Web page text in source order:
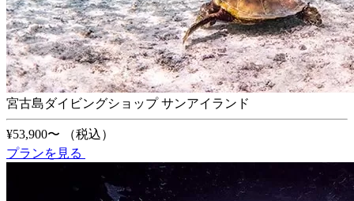
宮古島ダイビングショップ サンアイランド
¥53,900〜
（税込）
プランを見る